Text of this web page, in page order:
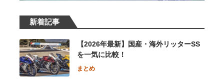
新着記事
【2026年最新】国産・海外リッターSS
を一気に比較！
まとめ